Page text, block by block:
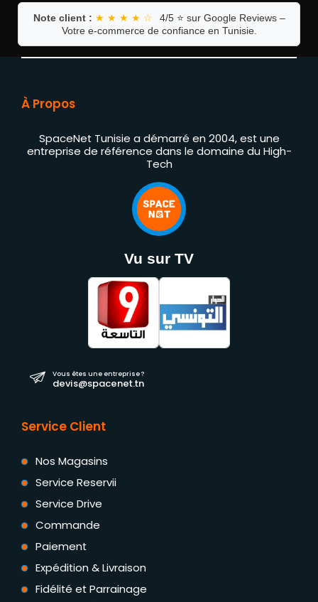
Note client : ★ ★ ★ ★ ☆
4/5 ⭐ sur Google Reviews –
Votre e-commerce de confiance en Tunisie.
À Propos
SpaceNet Tunisie a démarré en 2004, est une
entreprise de référence dans le domaine du High-
Tech
Vu sur TV
Vous êtes une entreprise ?
devis@spacenet.tn
Service Client
Nos Magasins
Service Reservii
Service Drive
Commande
Paiement
Expédition & Livraison
Fidélité et Parrainage